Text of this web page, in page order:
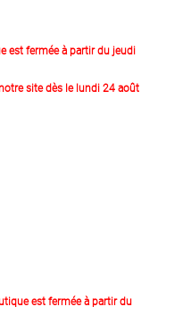
est fermée à partir du jeudi
site dès le lundi 24 août
est fermée à partir du